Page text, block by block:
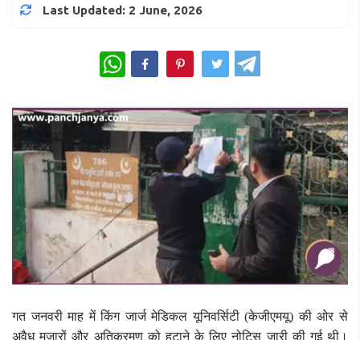
Last Updated: 2 June, 2026
WhatsApp
गत जनवरी माह में किंग जार्ज मेडिकल यूनिवर्सिटी (केजीएमयू) की ओर से
अवैध मजारों और अतिक्रमण को हटाने के लिए नोटिस जारी की गई थी।